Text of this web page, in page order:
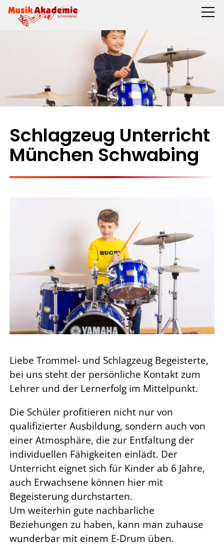
Schlagzeug Unterricht
München Schwabing
Liebe Trommel- und Schlagzeug Begeisterte,
bei uns steht der persönliche Kontakt zum
Lehrer und der Lernerfolg im Mittelpunkt.
Die Schüler profitieren nicht nur von
qualifizierter Ausbildung, sondern auch von
einer Atmosphäre, die zur Entfaltung der
individuellen Fähigkeiten einlädt. Der
Unterricht eignet sich für Kinder ab 6 Jahre,
auch Erwachsene können hier mit
Begeisterung durchstarten.
Um weiterhin gute nachbarliche
Beziehungen zu haben, kann man zuhause
wunderbar mit einem E-Drum üben.